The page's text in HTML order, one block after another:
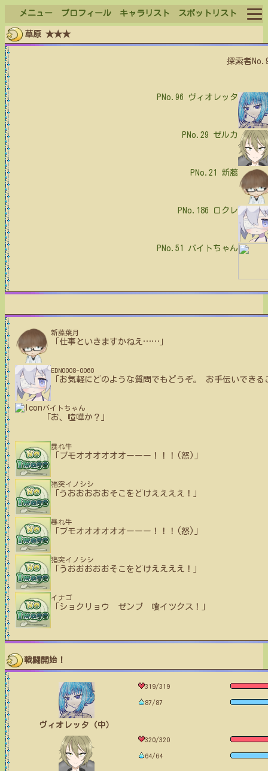
メニュー プロフィール キャラリスト スポットリスト
ログイン
草原 ★★★
探索者
PNo.96 ヴィオレッタ
PNo.29 ゼルカ
PNo.21 新藤
PNo.186 ロクレ
PNo.51 バイトちゃん
新藤葉月
「仕事といきますかねえ ……
EDN0008-0060
「お気軽にどのような質問でもどうぞ。 お手伝いでき
バイトちゃん
「お、喧嘩か？」
暴れ牛
「ブモオオオオオオーーー！！！(怒)」
猪突イノシシ
「うおおおおおそこをどけええええ！」
暴れ牛
「ブモオオオオオオーーー！！！(怒)」
猪突イノシシ
「うおおおおおそこをどけええええ！」
イナゴ
「ショクリョウ ゼンブ 喰イツクス！」
戦闘開始！
ヴィオレッタ（中）
319/319
87/87
320/320
64/64